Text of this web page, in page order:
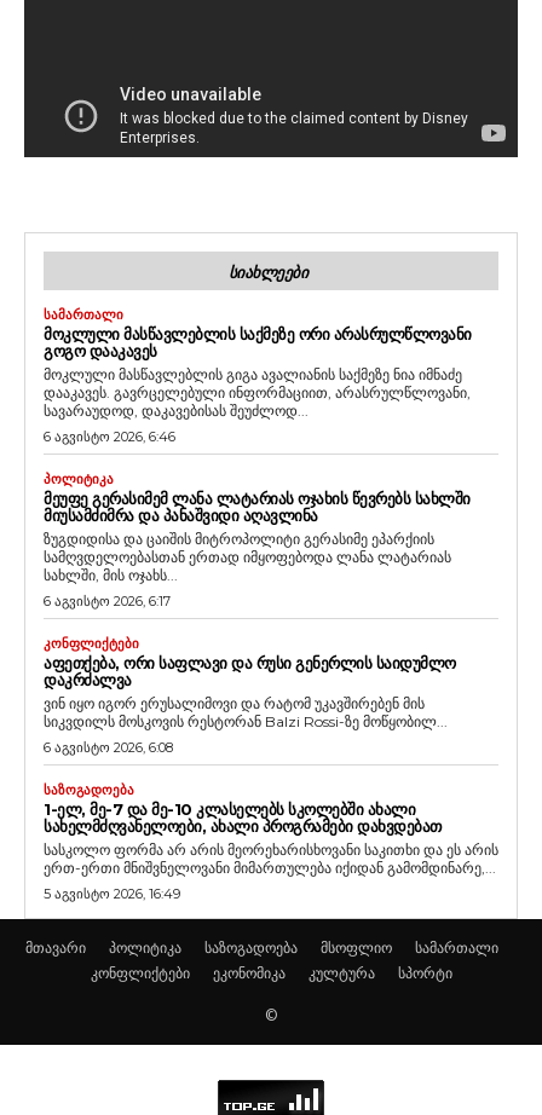
ᲡᲘᲐᲮᲚᲔᲔᲑᲘ
ᲡᲐᲛᲐᲠᲗᲐᲚᲘ
ᲛᲝᲙᲚᲣᲚᲘ ᲛᲐᲡᲬᲐᲕᲚᲔᲑᲚᲘᲡ ᲡᲐᲥᲛᲔᲖᲔ ᲝᲠᲘ ᲐᲠᲐᲡᲠᲣᲚᲬᲚᲝᲕᲐᲜᲘ
ᲒᲝᲒᲝ ᲓᲐᲐᲙᲐᲕᲔᲡ
მოკლული მასწავლებლის გიგა ავალიანის საქმეზე ნია იმნაძე
დააკავეს. გავრცელებული ინფორმაციით, არასრულწლოვანი,
სავარაუდოდ, დაკავებისას შეუძლოდ...
6 აგვისტო 2026, 6:46
ᲞᲝᲚᲘᲢᲘᲙᲐ
ᲛᲔᲣᲤᲔ ᲒᲔᲠᲐᲡᲘᲛᲔᲛ ᲚᲐᲜᲐ ᲚᲐᲢᲐᲠᲘᲐᲡ ᲝᲯᲐᲮᲘᲡ ᲬᲔᲕᲠᲔᲑᲡ ᲡᲐᲮᲚᲨᲘ
ᲛᲘᲣᲡᲐᲛᲫᲘᲛᲠᲐ ᲓᲐ ᲞᲐᲜᲐᲨᲕᲘᲓᲘ ᲐᲦᲐᲕᲚᲘᲜᲐ
ზუგდიდისა და ცაიშის მიტროპოლიტი გერასიმე ეპარქიის
სამღვდელოებასთან ერთად იმყოფებოდა ლანა ლატარიას
სახლში, მის ოჯახს...
6 აგვისტო 2026, 6:17
ᲙᲝᲜᲤᲚᲘᲥᲢᲔᲑᲘ
ᲐᲤᲔᲗᲥᲔᲑᲐ, ᲝᲠᲘ ᲡᲐᲤᲚᲐᲕᲘ ᲓᲐ ᲠᲣᲡᲘ ᲒᲔᲜᲔᲠᲚᲘᲡ ᲡᲐᲘᲓᲣᲛᲚᲝ
ᲓᲐᲙᲠᲫᲐᲚᲕᲐ
ვინ იყო იგორ ერუსალიმოვი და რატომ უკავშირებენ მის
სიკვდილს მოსკოვის რესტორან Balzi Rossi-ზე მოწყობილ...
6 აგვისტო 2026, 6:08
ᲡᲐᲖᲝᲒᲐᲓᲝᲔᲑᲐ
1-ᲔᲚ, ᲛᲔ-7 ᲓᲐ ᲛᲔ-10 ᲙᲚᲐᲡᲔᲚᲔᲑᲡ ᲡᲙᲝᲚᲔᲑᲨᲘ ᲐᲮᲐᲚᲘ
ᲡᲐᲮᲔᲚᲛᲫᲦᲕᲐᲜᲔᲚᲝᲔᲑᲘ, ᲐᲮᲐᲚᲘ ᲞᲠᲝᲒᲠᲐᲛᲔᲑᲘ ᲓᲐᲮᲕᲓᲔᲑᲐᲗ
სასკოლო ფორმა არ არის მეორეხარისხოვანი საკითხი და ეს არის
ერთ-ერთი მნიშვნელოვანი მიმართულება იქიდან გამომდინარე,...
5 აგვისტო 2026, 16:49
მთავარი პოლიტიკა საზოგადოება მსოფლიო
სამართალი
კონფლიქტები
ეკონომიკა კულტურა სპორტი
©